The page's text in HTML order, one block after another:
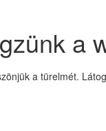
a
a türelmét.